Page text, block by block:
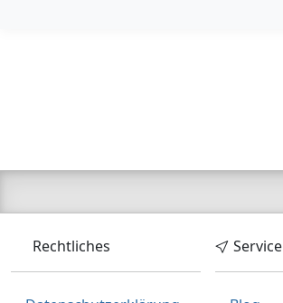
Lieferung
2-3 Werktage
Rechtliches Service